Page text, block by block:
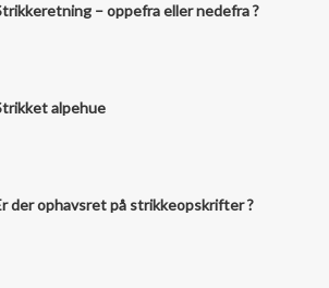
– oppefra eller nedefra ?
alpehue
der ophavsret på strikkeopskrifter ?